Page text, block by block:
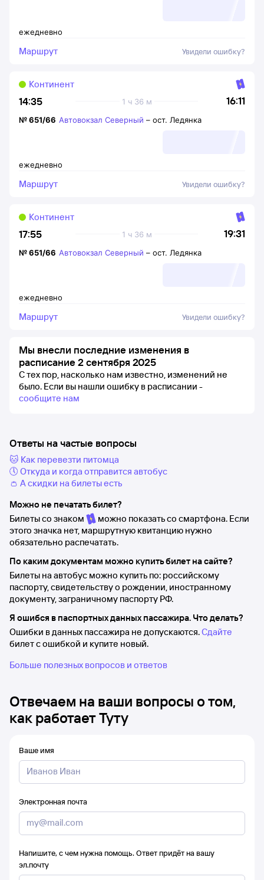
ежедневно
Маршрут Увидели ошибку?
14:35 16:11
1 ч 36 м
Континент
ежедневно
№651/66 Автовокзал Северный – ост. Ледянка
Маршрут Увидели ошибку?
17:55 19:31
1 ч 36 м
Континент
ежедневно
№651/66 Автовокзал Северный – ост. Ледянка
Маршрут Увидели ошибку?
Мы внесли последние изменения в
расписание 2 сентября 2025
С тех пор, насколько нам известно, изменений не
было. Если вы нашли ошибку в расписании -
сообщите нам
Ответы на частые вопросы
🐱 Как перевезти питомца
🕔 Откуда и когда отправится автобус
👛 А скидки на билеты есть
Можно не печатать билет?
Билеты со знаком
можно показать со смартфона. Если
этого значка нет, маршрутную квитанцию нужно
обязательно распечатать.
По каким документам можно купить билет на сайте?
Билеты на автобус можно купить по: российскому
паспорту, свидетельству о рождении, иностранному
документу, заграничному паспорту РФ.
Я ошибся в паспортных данных пассажира. Что делать?
Ошибки в данных пассажира не допускаются.Сдайте
билет с ошибкой и купите новый.
Больше полезных вопросов и ответов
Отвечаем на ваши вопросы о том,
как работает Туту
Ваше имя
Электронная почта
Напишите, с чем нужна помощь. Ответ придёт на вашу
эл.почту